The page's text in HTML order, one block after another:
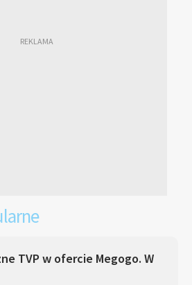
TVP w ofercie Megogo. W